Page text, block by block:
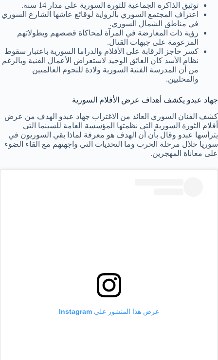
توثيق الذاكرة الجماعية للثورة السورية على مدار 14 سنة.
اعتراف المجتمع السوري بالرواية لوقائع عاشها الشارع السوري
في مناطق الشمال السوري.
رؤية ذات المعارضة في المرآة لمحاكاة قصصهم وبطولاتهم
المزعومة على جبهات القتال.
كسر حاجز الرقابة على الأفلام والدراما السورية باعتبار سقوط
نظام الأسد كان العائق الوحيد لاستعراض الأعمال الفنية وبالرغم
من أن المدرسة الفنية السورية ولادة للنجوم العالميين
والمحليين.
جهاد عبدو يكشف أهداف عرض الأفلام السورية
كشف الفنان السوري العائد من الاغتراب جهاد عبدو الهدف من عرض
أفلام الثورة السورية التي نظمتها المؤسسة العامة للسينما التي
يترأسها عبدو وقال بأن أن الهدف هو معرفة لماذا بقي السوريون في
سوريا خلال مرحلة الحرب وما التحديات التي واجهتهم مع القاء الضوء
على معاناة المهجرين.
عرض هذا المنشور على Instagram